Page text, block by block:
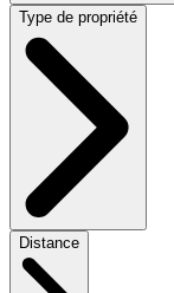
Type de propriété
Distance